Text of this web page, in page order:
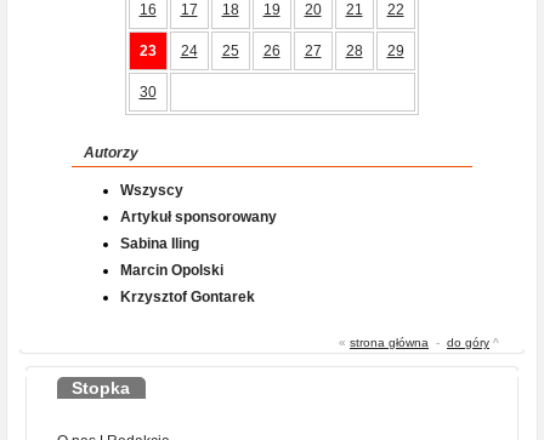
16 17 18 19 20 21 22
23 24 25 26 27 28 29
30
Autorzy
Wszyscy
Artykuł sponsorowany
Sabina Iling
Marcin Opolski
Krzysztof Gontarek
« strona główna - do góry ^
Stopka